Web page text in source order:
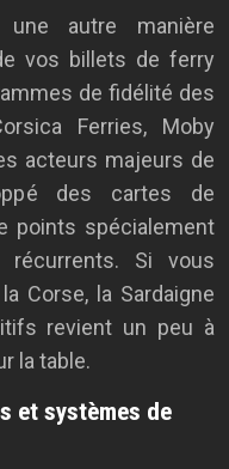
une autre manière
vos billets de ferry
de fidélité des
Ferries, Moby
acteurs majeurs de
des cartes de
points spécialement
récurrents. Si vous
Corse, la Sardaigne
revient un peu à
la table.
et systèmes de